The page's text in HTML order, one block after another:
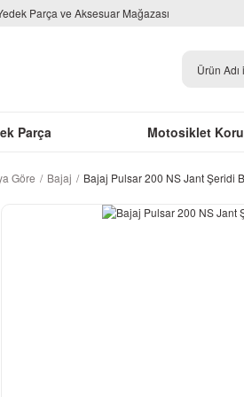
Parça ve Aksesuar Mağazası
Parça Motosiklet
Göre Bajaj Bajaj Pulsar 200 NS Jant Şeridi